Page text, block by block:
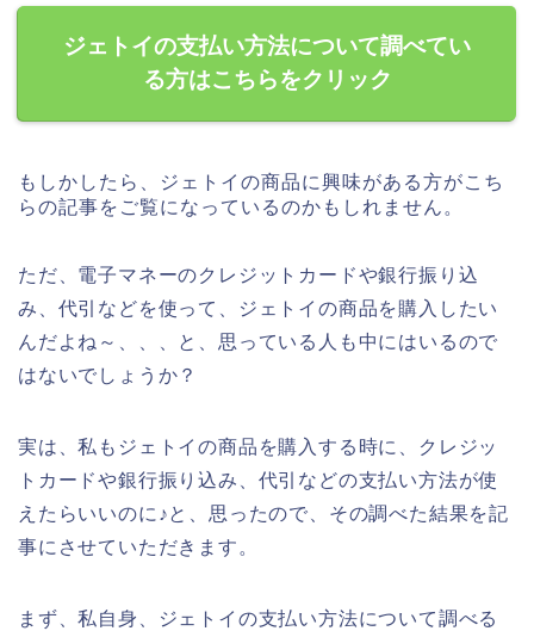
ジェトイの支払い方法について調べてい
る方はこちらをクリック
もしかしたら、ジェトイの商品に興味がある方がこち
らの記事をご覧になっているのかもしれません。
ただ、電子マネーのクレジットカードや銀行振り込
み、代引などを使って、ジェトイの商品を購入したい
んだよね～、、、と、思っている人も中にはいるので
はないでしょうか？
実は、私もジェトイの商品を購入する時に、クレジッ
トカードや銀行振り込み、代引などの支払い方法が使
えたらいいのに♪と、思ったので、その調べた結果を記
事にさせていただきます。
まず、私自身、ジェトイの支払い方法について調べる